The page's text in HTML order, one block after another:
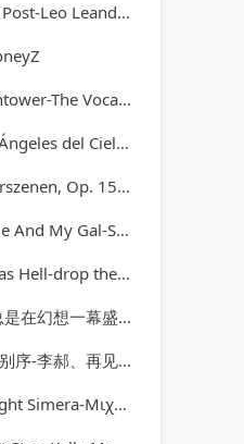
、Willy Hagara、Jost Wöhrmann
The Vocal Masters
Cielo-luis perez meza
Fürchtenmachen-Brigitte Engerer
My Gal-So What!
Hell-drop the lime
想一幕盛大的开场”-哇哇
郝、再见、苏可可、圈妹
Μιχάλης Χατζηγιάννης